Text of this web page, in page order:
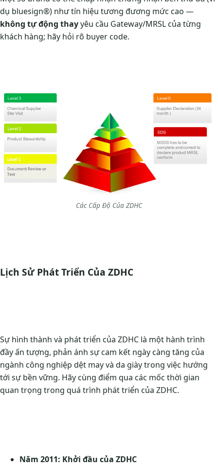
dụ bluesign®) như tín hiệu tương đương mức cao —
không tự động thayyêu cầu Gateway/MRSL của từng
khách hàng; hãy hỏi rõ buyer code.
Các Cấp Độ Của ZDHC
Lịch Sử Phát Triển Của ZDHC
Sự hình thành và phát triển của ZDHC là một hành trình
đầy ấn tượng, phản ánh sự cam kết ngày càng tăng của
ngành công nghiệp dệt may và da giày trong việc hướng
tới sự bền vững. Hãy cùng điểm qua các mốc thời gian
quan trọng trong quá trình phát triển của ZDHC.
Năm 2011: Khởi đầu của ZDHC